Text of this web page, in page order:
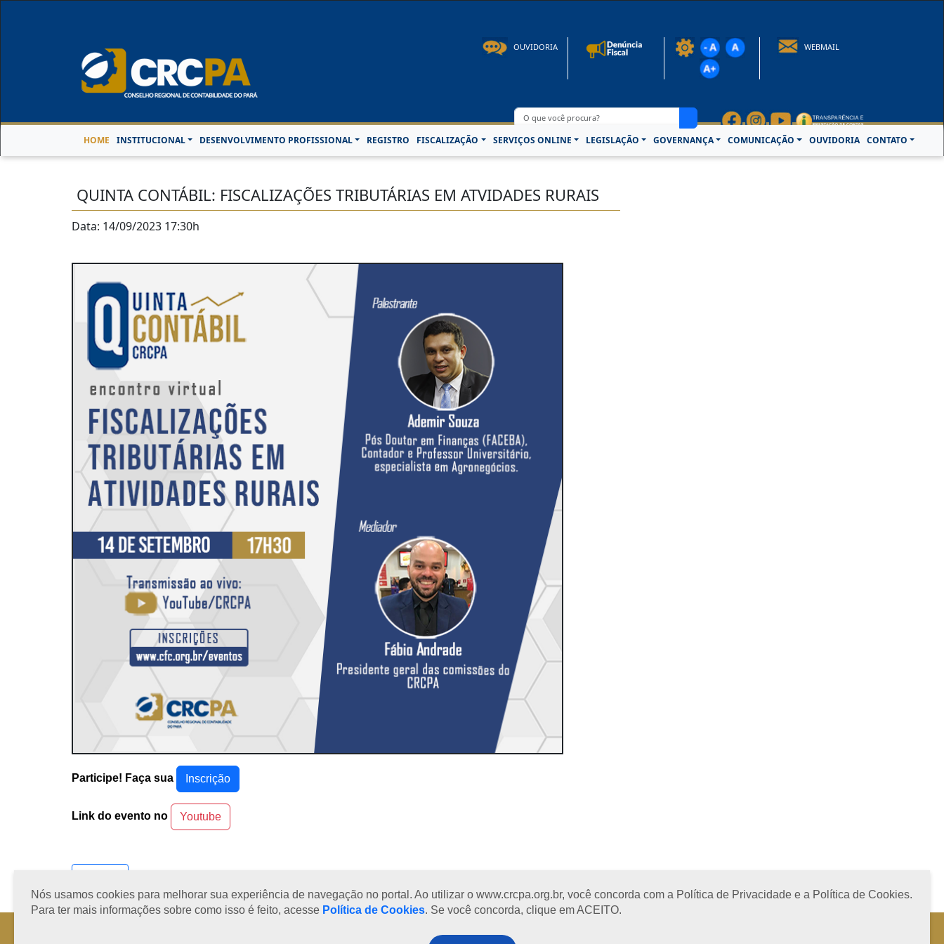
OUVIDORIA WEBMAIL
HOME INSTITUCIONAL DESENVOLVIMENTO PROFISSIONAL REGISTRO FISCALIZAÇÃO SERVIÇOS ONLINE LEGISLAÇÃO GOVERNANÇA COMUNICAÇÃO OUVIDORIA CONTATO
QUINTA CONTÁBIL: FISCALIZAÇÕES TRIBUTÁRIAS EM ATVIDADES RURAIS
Data: 14/09/2023 17:30h
Participe! Faça sua Inscrição
Link do evento no Youtube
Nós usamos cookies para melhorar sua experiência de navegação no portal. Ao utilizar o www.crcpa.org.br, você concorda com a Política de Privacidade e a Política de Cookies.
Para ter mais informações sobre como isso é feito, acesse Política de Cookies. Se você concorda, clique em ACEITO.